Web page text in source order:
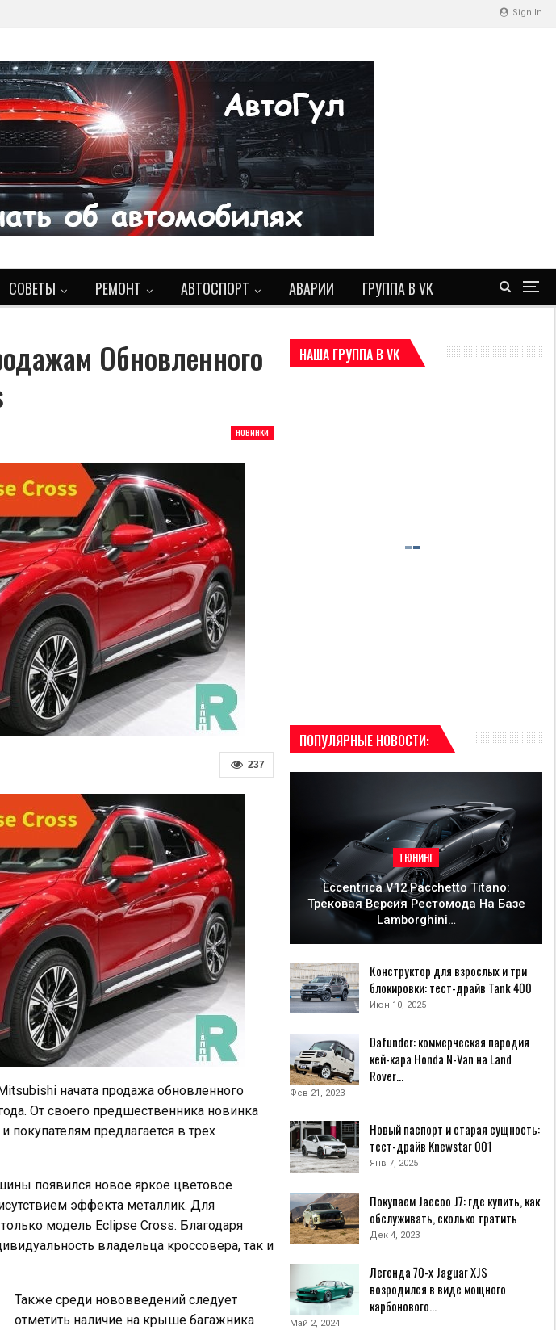
Sign In
СОВЕТЫ РЕМОНТ АВТОСПОРТ АВАРИИ ГРУППА В VK
Обновленного
НОВИНКИ
237
начата продажа обновленного
От своего предшественника новинка
предлагается в трех
появился новое яркое цветовое
эффекта металлик. Для
модель Eclipse Cross. Благодаря
владельца кроссовера, так и
Также среди нововведений следует
отметить наличие на крыше багажника
НАША ГРУППА В VK
ПОПУЛЯРНЫЕ НОВОСТИ:
ТЮНИНГ
Eccentrica V12 Pacchetto Titano:
Трековая Версия Рестомода На Базе
Lamborghini…
Конструктор для взрослых и три
блокировки: тест-драйв Tank 400
Июн 10, 2025
Dafunder: коммерческая пародия
кей-кара Honda N-Van на Land
Rover…
Фев 21, 2023
Новый паспорт и старая сущность:
тест-драйв Knewstar 001
Янв 7, 2025
Покупаем Jaecoo J7: где купить, как
обслуживать, сколько тратить
Дек 4, 2023
Легенда 70-х Jaguar XJS
возродился в виде мощного
карбонового…
Май 2, 2024